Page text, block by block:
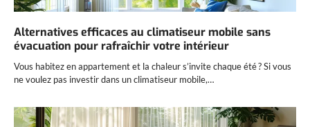
Alternatives efficaces au climatiseur mobile sans
évacuation pour rafraîchir votre intérieur
Vous habitez en appartement et la chaleur s’invite chaque été ? Si vous
ne voulez pas investir dans un climatiseur mobile,…